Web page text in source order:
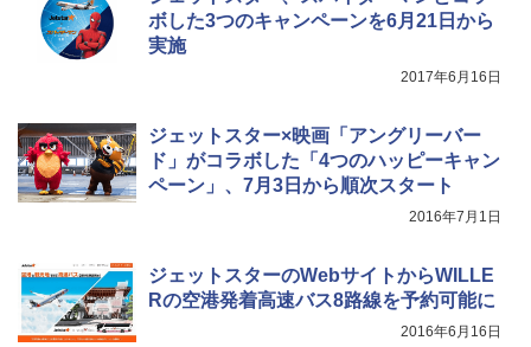
ボした3つのキャンペーンを6月21日から
実施
2017年6月16日
ジェットスター×映画「アングリーバー
ド」がコラボした「4つのハッピーキャン
ペーン」、7月3日から順次スタート
2016年7月1日
ジェットスターのWebサイトからWILLE
Rの空港発着高速バス8路線を予約可能に
2016年6月16日